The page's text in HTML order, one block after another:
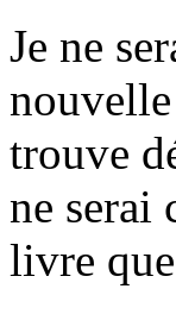
Je ne
trouve
ne serai
livre